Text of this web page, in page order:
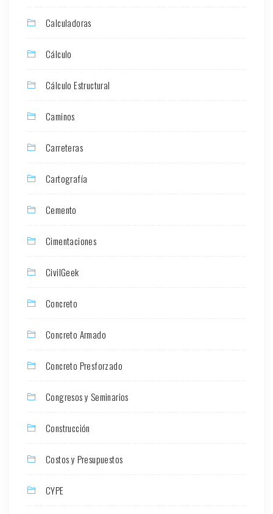
Calculadoras
Cálculo
Cálculo Estructural
Caminos
Carreteras
Cartografía
Cemento
Cimentaciones
CivilGeek
Concreto
Concreto Armado
Concreto Presforzado
Congresos y Seminarios
Construcción
Costos y Presupuestos
CYPE